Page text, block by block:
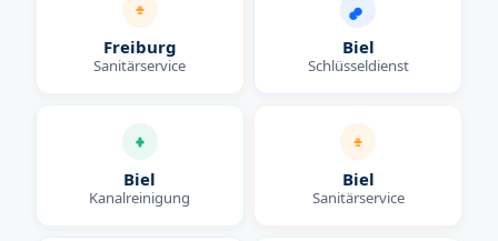
Freiburg
Sanitärservice
Biel
Schlüsseldienst
Biel
Kanalreinigung
Biel
Sanitärservice